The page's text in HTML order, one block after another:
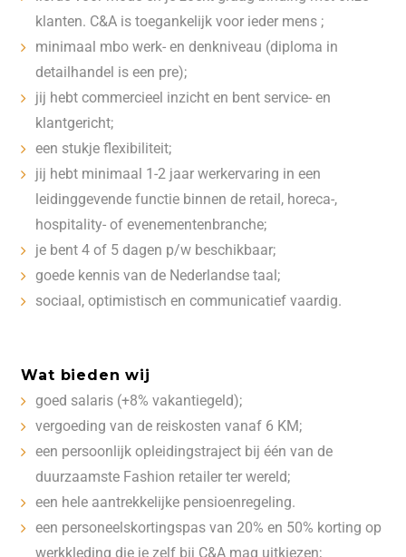
klanten. C&A is toegankelijk voor ieder mens ;
minimaal mbo werk- en denkniveau (diploma in
detailhandel is een pre);
jij hebt commercieel inzicht en bent service- en
klantgericht;
een stukje flexibiliteit;
jij hebt minimaal 1-2 jaar werkervaring in een
leidinggevende functie binnen de retail, horeca-,
hospitality- of evenementenbranche;
je bent 4 of 5 dagen p/w beschikbaar;
goede kennis van de Nederlandse taal;
sociaal, optimistisch en communicatief vaardig.
Wat bieden wij
goed salaris (+8% vakantiegeld);
vergoeding van de reiskosten vanaf 6 KM;
een persoonlijk opleidingstraject bij één van de
duurzaamste Fashion retailer ter wereld;
een hele aantrekkelijke pensioenregeling.
een personeelskortingspas van 20% en 50% korting op
werkkleding die je zelf bij C&A mag uitkiezen;